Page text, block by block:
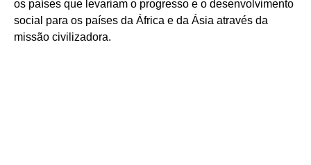
os países que levariam o progresso e o desenvolvimento
social para os países da África e da Ásia através da
missão civilizadora.